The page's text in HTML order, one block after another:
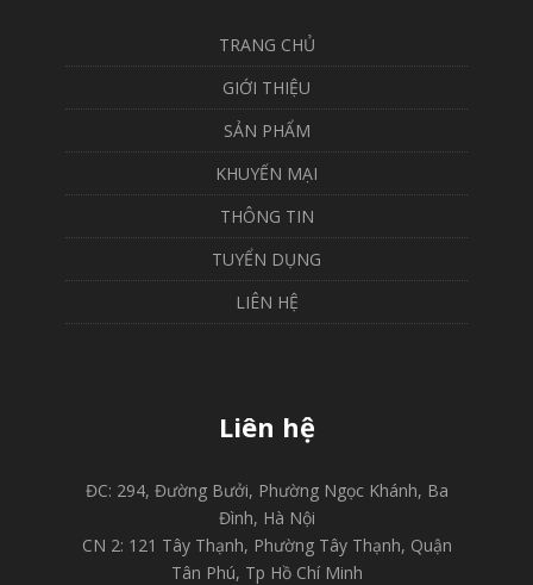
TRANG CHỦ
GIỚI THIỆU
SẢN PHẨM
KHUYẾN MẠI
THÔNG TIN
TUYỂN DỤNG
LIÊN HỆ
Liên hệ
ĐC: 294, Đường Bưởi, Phường Ngọc Khánh, Ba
Đình, Hà Nội
CN 2: 121 Tây Thạnh, Phường Tây Thạnh, Quận
Tân Phú, Tp Hồ Chí Minh